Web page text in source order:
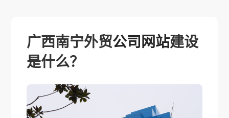
广西南宁外贸公司网站建设
是什么？